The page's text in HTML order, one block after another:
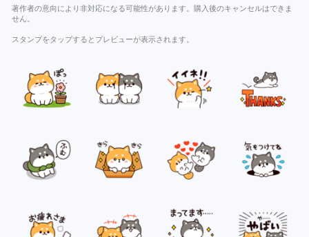
著作者の意向により非対応になる可能性があります。購入後のキャンセルはできま
せん。
スタンプをタップするとプレビューが表示されます。